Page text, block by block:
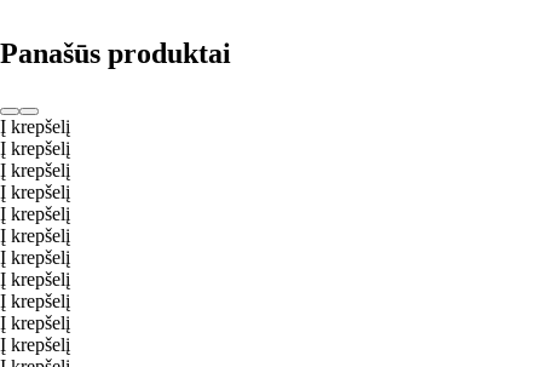
Panašūs produktai
Į krepšelį
Į krepšelį
Į krepšelį
Į krepšelį
Į krepšelį
Į krepšelį
Į krepšelį
Į krepšelį
Į krepšelį
Į krepšelį
Į krepšelį